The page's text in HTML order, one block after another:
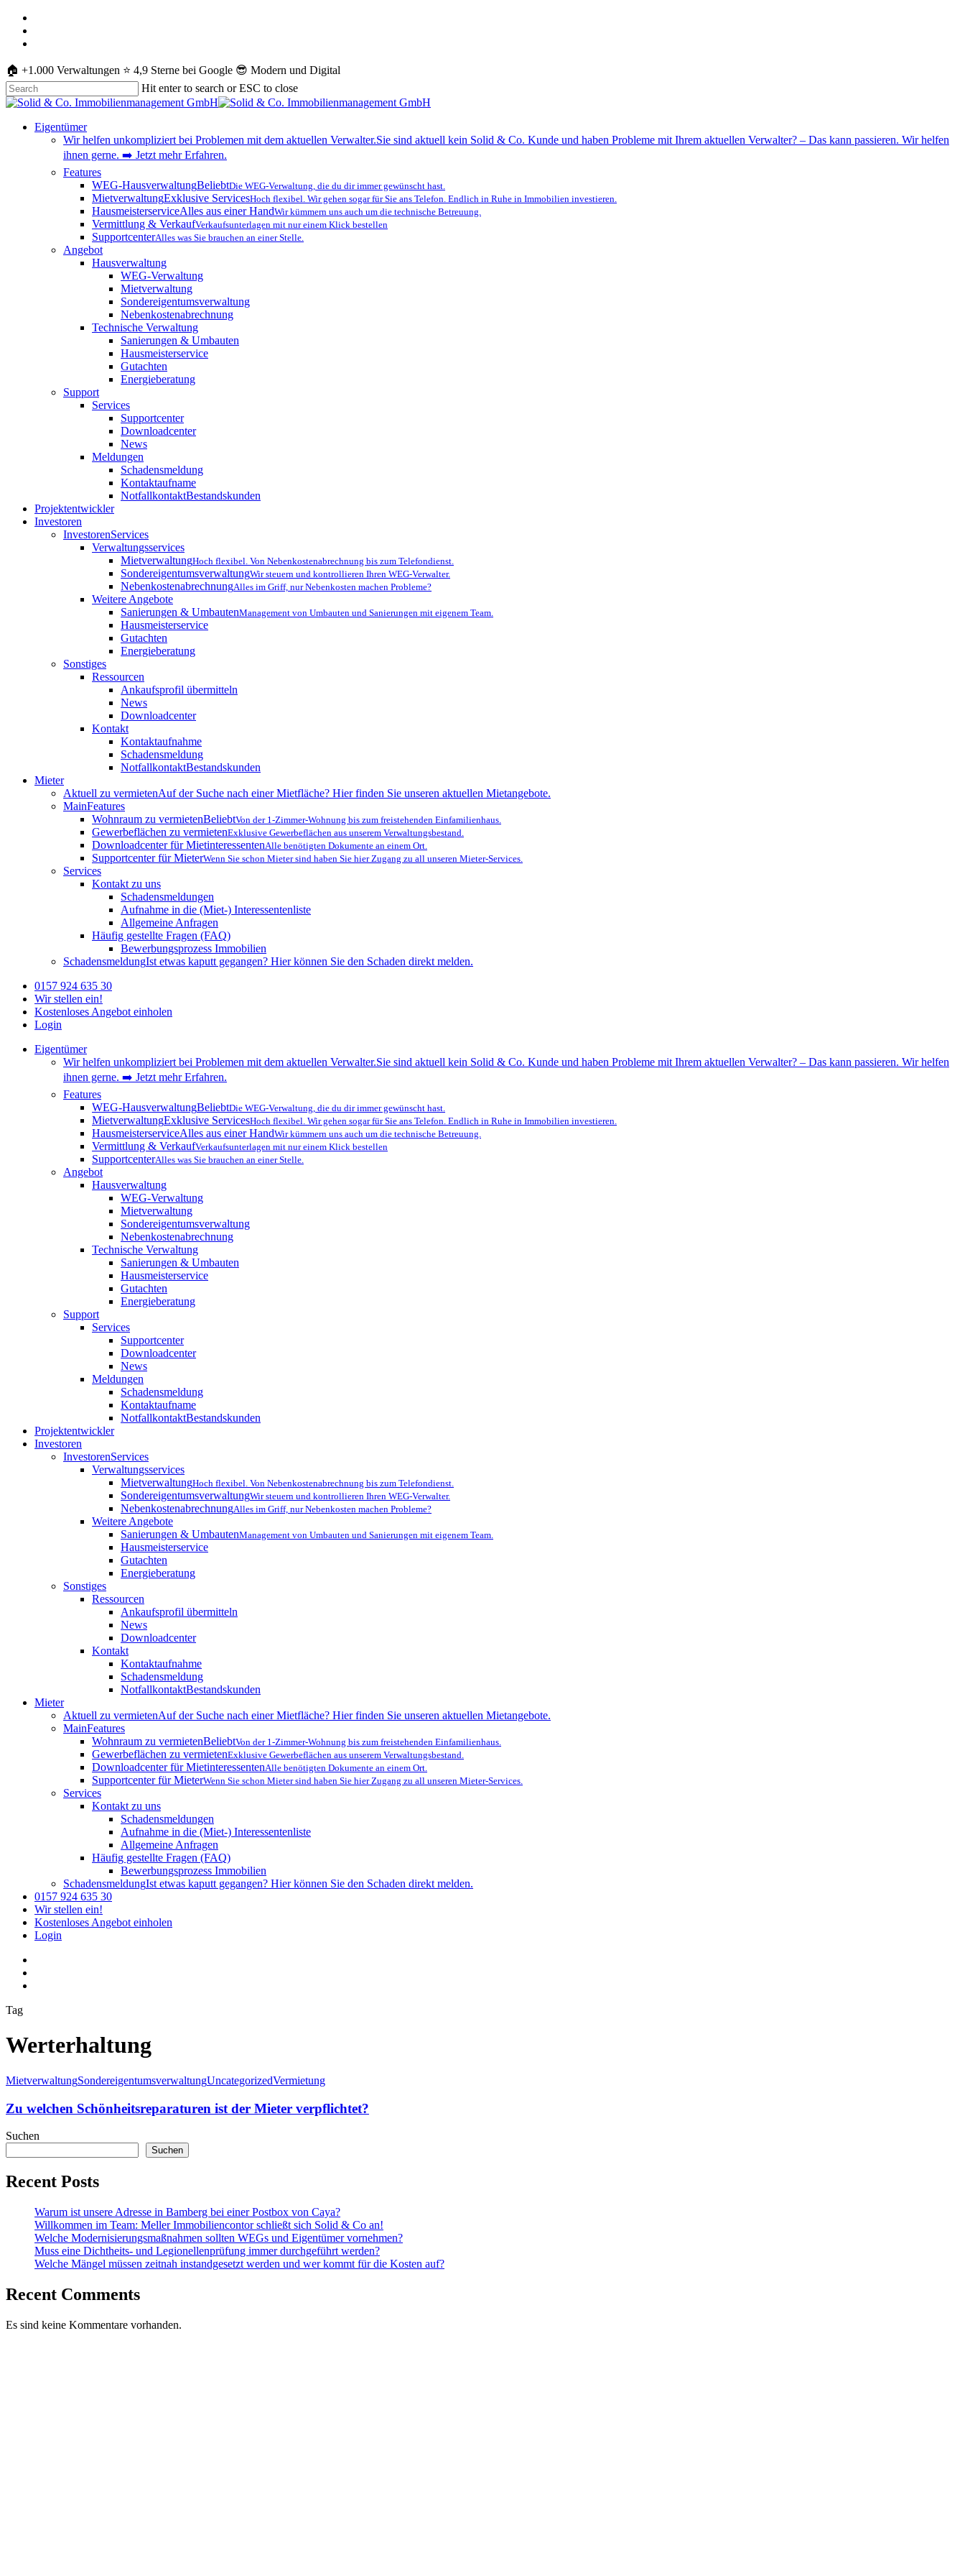
Skip
main
🏠 +1.000 Verwaltungen ⭐️ 4,9 Sterne bei Google 😎 Modern und Digital
Hit enter to search or ESC to close
Close
Menu
Eigentümer
Wir helfen unkompliziert bei Problemen mit dem aktuellen Verwalter.Sie sind aktuell kein Solid & Co. Kunde und haben Probleme mit Ihrem aktuellen Verwalter? – Das kann passieren. Wir helfen
ihnen gerne. ➡️ Jetzt mehr Erfahren.
Features
WEG-HausverwaltungBeliebtDie WEG-Verwaltung, die du dir immer gewünscht hast.
MietverwaltungExklusive ServicesHoch flexibel. Wir gehen sogar für Sie ans Telefon. Endlich in Ruhe in Immobilien investieren.
HausmeisterserviceAlles aus einer HandWir kümmern uns auch um die technische Betreuung.
Vermittlung & VerkaufVerkaufsunterlagen mit nur einem Klick bestellen
SupportcenterAlles was Sie brauchen an einer Stelle.
Angebot
Hausverwaltung
WEG-Verwaltung
Mietverwaltung
Sondereigentumsverwaltung
Nebenkostenabrechnung
Technische Verwaltung
Sanierungen & Umbauten
Hausmeisterservice
Gutachten
Energieberatung
Support
Services
Supportcenter
Downloadcenter
News
Meldungen
Schadensmeldung
Kontaktaufname
NotfallkontaktBestandskunden
Projektentwickler
Investoren
InvestorenServices
Verwaltungsservices
MietverwaltungHoch flexibel. Von Nebenkostenabrechnung bis zum Telefondienst.
SondereigentumsverwaltungWir steuern und kontrollieren Ihren WEG-Verwalter.
NebenkostenabrechnungAlles im Griff, nur Nebenkosten machen Probleme?
Weitere Angebote
Sanierungen & UmbautenManagement von Umbauten und Sanierungen mit eigenem Team.
Hausmeisterservice
Gutachten
Energieberatung
Sonstiges
Ressourcen
Ankaufsprofil übermitteln
News
Downloadcenter
Kontakt
Kontaktaufnahme
Schadensmeldung
NotfallkontaktBestandskunden
Mieter
Aktuell zu vermietenAuf der Suche nach einer Mietfläche? Hier finden Sie unseren aktuellen Mietangebote.
MainFeatures
Wohnraum zu vermietenBeliebtVon der 1-Zimmer-Wohnung bis zum freistehenden Einfamilienhaus.
Gewerbeflächen zu vermietenExklusive Gewerbeflächen aus unserem Verwaltungsbestand.
Downloadcenter für MietinteressentenAlle benötigten Dokumente an einem Ort.
Supportcenter für MieterWenn Sie schon Mieter sind haben Sie hier Zugang zu all unseren Mieter-Services.
Services
Kontakt zu uns
Schadensmeldungen
Aufnahme in die (Miet-) Interessentenliste
Allgemeine Anfragen
Häufig gestellte Fragen (FAQ)
Bewerbungsprozess Immobilien
SchadensmeldungIst etwas kaputt gegangen? Hier können Sie den Schaden direkt melden.
0157 924 635 30
Wir stellen ein!
Kostenloses Angebot einholen
Login
Eigentümer
Wir helfen unkompliziert bei Problemen mit dem aktuellen Verwalter.Sie sind aktuell kein Solid & Co. Kunde und haben Probleme mit Ihrem aktuellen Verwalter? – Das kann passieren. Wir helfen
ihnen gerne. ➡️ Jetzt mehr Erfahren.
Features
WEG-HausverwaltungBeliebtDie WEG-Verwaltung, die du dir immer gewünscht hast.
MietverwaltungExklusive ServicesHoch flexibel. Wir gehen sogar für Sie ans Telefon. Endlich in Ruhe in Immobilien investieren.
HausmeisterserviceAlles aus einer HandWir kümmern uns auch um die technische Betreuung.
Vermittlung & VerkaufVerkaufsunterlagen mit nur einem Klick bestellen
SupportcenterAlles was Sie brauchen an einer Stelle.
Angebot
Hausverwaltung
WEG-Verwaltung
Mietverwaltung
Sondereigentumsverwaltung
Nebenkostenabrechnung
Technische Verwaltung
Sanierungen & Umbauten
Hausmeisterservice
Gutachten
Energieberatung
Support
Services
Supportcenter
Downloadcenter
News
Meldungen
Schadensmeldung
Kontaktaufname
NotfallkontaktBestandskunden
Projektentwickler
Investoren
InvestorenServices
Verwaltungsservices
MietverwaltungHoch flexibel. Von Nebenkostenabrechnung bis zum Telefondienst.
SondereigentumsverwaltungWir steuern und kontrollieren Ihren WEG-Verwalter.
NebenkostenabrechnungAlles im Griff, nur Nebenkosten machen Probleme?
Weitere Angebote
Sanierungen & UmbautenManagement von Umbauten und Sanierungen mit eigenem Team.
Hausmeisterservice
Gutachten
Energieberatung
Sonstiges
Ressourcen
Ankaufsprofil übermitteln
News
Downloadcenter
Kontakt
Kontaktaufnahme
Schadensmeldung
NotfallkontaktBestandskunden
Mieter
Aktuell zu vermietenAuf der Suche nach einer Mietfläche? Hier finden Sie unseren aktuellen Mietangebote.
MainFeatures
Wohnraum zu vermietenBeliebtVon der 1-Zimmer-Wohnung bis zum freistehenden Einfamilienhaus.
Gewerbeflächen zu vermietenExklusive Gewerbeflächen aus unserem Verwaltungsbestand.
Downloadcenter für MietinteressentenAlle benötigten Dokumente an einem Ort.
Supportcenter für MieterWenn Sie schon Mieter sind haben Sie hier Zugang zu all unseren Mieter-Services.
Services
Kontakt zu uns
Schadensmeldungen
Aufnahme in die (Miet-) Interessentenliste
Allgemeine Anfragen
Häufig gestellte Fragen (FAQ)
Bewerbungsprozess Immobilien
SchadensmeldungIst etwas kaputt gegangen? Hier können Sie den Schaden direkt melden.
0157 924 635 30
Wir stellen ein!
Kostenloses Angebot einholen
Login
Tag
Werterhaltung
MietverwaltungSondereigentumsverwaltungUncategorizedVermietung
Zu welchen Schönheitsreparaturen ist der Mieter verpflichtet?
Suchen
Suchen
Recent Posts
Warum ist unsere Adresse in Bamberg bei einer Postbox von Caya?
Willkommen im Team: Meller Immobiliencontor schließt sich Solid & Co an!
Welche Modernisierungsmaßnahmen sollten WEGs und Eigentümer vornehmen?
Muss eine Dichtheits- und Legionellenprüfung immer durchgeführt werden?
Welche Mängel müssen zeitnah instandgesetzt werden und wer kommt für die Kosten auf?
Recent Comments
Es sind keine Kommentare vorhanden.